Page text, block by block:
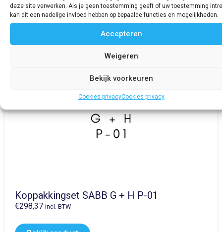
deze site verwerken. Als je geen toestemming geeft of uw toestemming
kan dit een nadelige invloed hebben op bepaalde functies en mogelijkheden.
Accepteren
Weigeren
Bekijk voorkeuren
Cookies privacyCookies privacy
Koppakkingset SABB G + H P-01
€298,37 incl. BTW